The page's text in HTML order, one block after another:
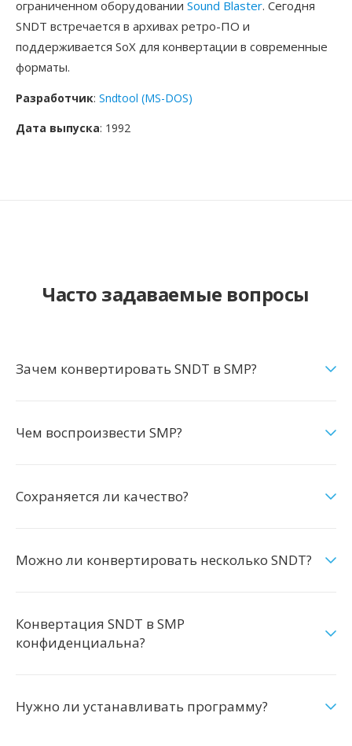
ограниченном оборудовании Sound Blaster. Сегодня
SNDT встречается в архивах ретро-ПО и
поддерживается SoX для конвертации в современные
форматы.
Разработчик: Sndtool (MS-DOS)
Дата выпуска: 1992
Часто задаваемые вопросы
Зачем конвертировать SNDT в SMP?
Чем воспроизвести SMP?
Сохраняется ли качество?
Можно ли конвертировать несколько SNDT?
Конвертация SNDT в SMP
конфиденциальна?
Нужно ли устанавливать программу?